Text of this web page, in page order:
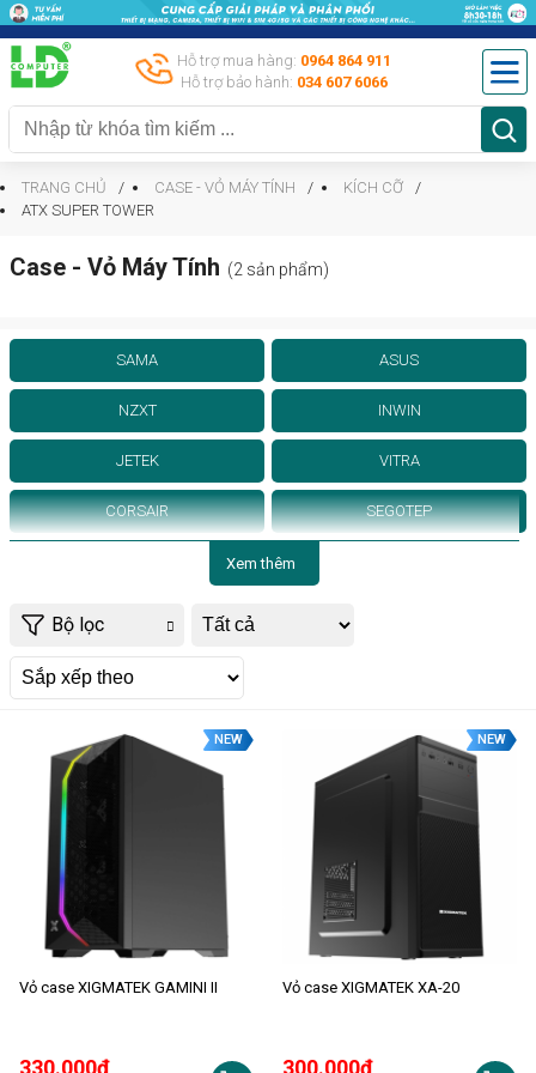
Hỗ trợ mua hàng: 0964 864 911
Hỗ trợ bảo hành: 034 607 6066
TRANG CHỦ CASE - VỎ MÁY TÍNH
KÍCH CỠ
ATX SUPER TOWER
Case - Vỏ Máy Tính (2 sản phẩm)
SAMA ASUS
NZXT INWIN
JETEK VITRA
CORSAIR SEGOTEP
Xem thêm
Bộ lọc
NEW
Vỏ case XIGMATEK GAMINI II
330.000đ
NEW
Vỏ case XIGMATEK XA-20
300.000đ